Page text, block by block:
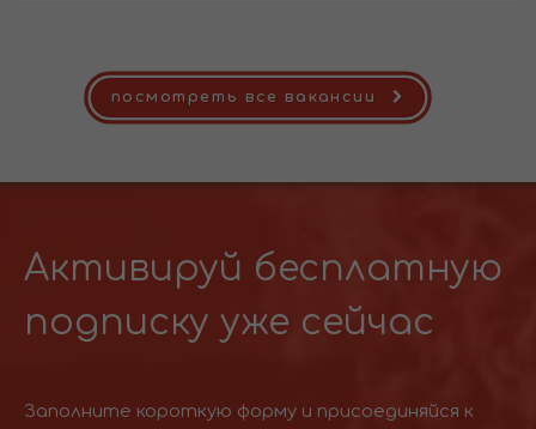
посмотреть все вакансии
Активируй бесплатную
подписку уже сейчас
Заполните короткую форму и присоединяйся к